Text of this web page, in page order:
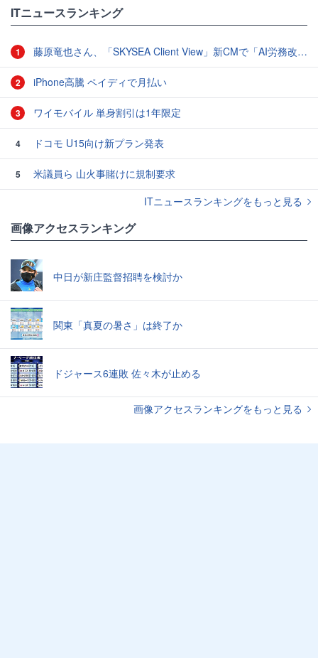
ITニュースランキング
1 藤原竜也さん、「SKYSEA Client View」新CMで「AI労務改善」をアピール 働き方をAIが分析したら「すぐに休んで」と言われる？
2 iPhone高騰 ペイディで月払い
3 ワイモバイル 単身割引は1年限定
4 ドコモ U15向け新プラン発表
5
米議員ら 山火事賭けに規制要求
ITニュースランキングをもっと見る
画像アクセスランキング
中日が新庄監督招聘を検討か
関東「真夏の暑さ」は終了か
ドジャース6連敗 佐々木が止める
画像アクセスランキングをもっと見る